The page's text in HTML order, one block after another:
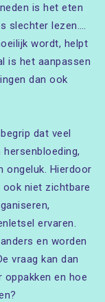
is het eten
slechter lezen….
wordt, helpt
is het aanpassen
dan ook
dat veel
ongeluk. Hierdoor
ook niet zichtbare
ervaren.
en worden
vraag kan dan
oppakken en hoe